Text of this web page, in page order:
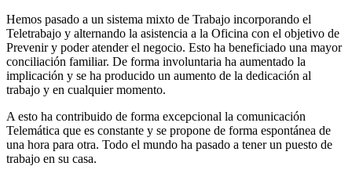
Hemos pasado a un sistema mixto de Trabajo incorporando el
Teletrabajo y alternando la asistencia a la Oficina con el objetivo de
Prevenir y poder atender el negocio. Esto ha beneficiado una mayor
conciliación familiar. De forma involuntaria ha aumentado la
implicación y se ha producido un aumento de la dedicación al
trabajo y en cualquier momento.
A esto ha contribuido de forma excepcional la comunicación
Telemática que es constante y se propone de forma espontánea de
una hora para otra. Todo el mundo ha pasado a tener un puesto de
trabajo en su casa.